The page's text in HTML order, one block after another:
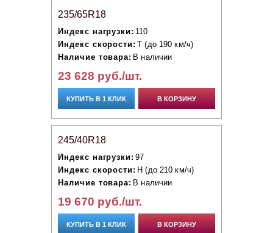
235/65R18
Индекс нагрузки: 110
Индекс скорости: T (до 190 км/ч)
Наличие товара: В наличии
23 628 руб./шт.
КУПИТЬ В 1 КЛИК В КОРЗИНУ
245/40R18
Индекс нагрузки: 97
Индекс скорости: H (до 210 км/ч)
Наличие товара: В наличии
19 670 руб./шт.
КУПИТЬ В 1 КЛИК В КОРЗИНУ